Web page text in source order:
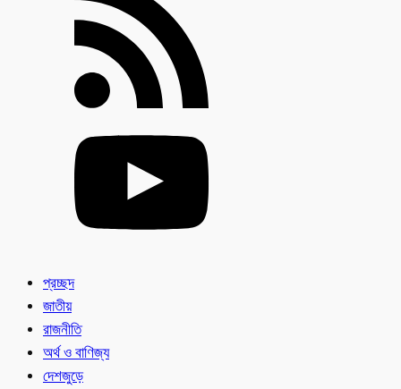
প্রচ্ছদ
জাতীয়
রাজনীতি
অর্থ ও বাণিজ্য
দেশজুড়ে